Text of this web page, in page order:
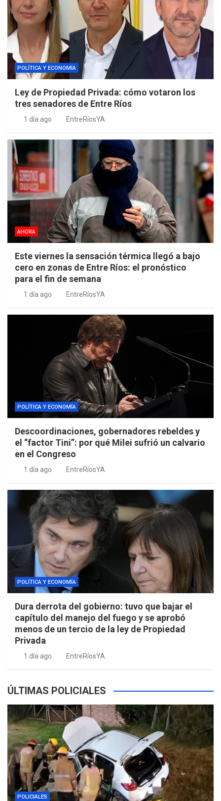
POLÍTICA Y ECONOMÍA
Ley de Propiedad Privada: cómo votaron los
tres senadores de Entre Ríos
1 día ago EntreRíosYA
AHORA
Este viernes la sensación térmica llegó a bajo
cero en zonas de Entre Ríos: el pronóstico
para el fin de semana
1 día ago EntreRíosYA
POLÍTICA Y ECONOMÍA
Descoordinaciones, gobernadores rebeldes y
el “factor Tini”: por qué Milei sufrió un calvario
en el Congreso
1 día ago EntreRíosYA
POLÍTICA Y ECONOMÍA
Dura derrota del gobierno: tuvo que bajar el
capítulo del manejo del fuego y se aprobó
menos de un tercio de la ley de Propiedad
Privada
1 día ago EntreRíosYA
ÚLTIMAS POLICIALES
POLICIALES